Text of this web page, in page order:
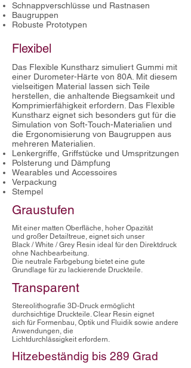
Schnappverschlüsse und Rastnasen
Baugruppen
Robuste Prototypen
Flexibel
Das Flexible Kunstharz simuliert Gummi mit
einer Durometer-Härte von 80A. Mit diesem
vielseitigen Material lassen sich Teile
herstellen, die anhaltende Biegsamkeit und
Komprimierfähigkeit erfordern. Das Flexible
Kunstharz eignet sich besonders gut für die
Simulation von Soft-Touch-Materialien und
die Ergonomisierung von Baugruppen aus
mehreren Materialien.
Lenkergriffe, Griffstücke und Umspritzungen
Polsterung und Dämpfung
Wearables und Accessoires
Verpackung
Stempel
Graustufen
Mit einer matten Oberfläche, hoher Opazität
und großer Detailtreue, eignet sich unser
Black / White / Grey Resin ideal für den Direktdruck
ohne Nachbearbeitung.
Die neutrale Farbgebung bietet eine gute
Grundlage für zu lackierende Druckteile.
Transparent
Stereolithografie 3D-Druck ermöglicht
durchsichtige Druckteile. Clear Resin eignet
sich für Formenbau, Optik und Fluidik sowie andere
Anwendungen, die
Lichtdurchlässigkeit erfordern.
Hitzebeständig bis 289 Grad